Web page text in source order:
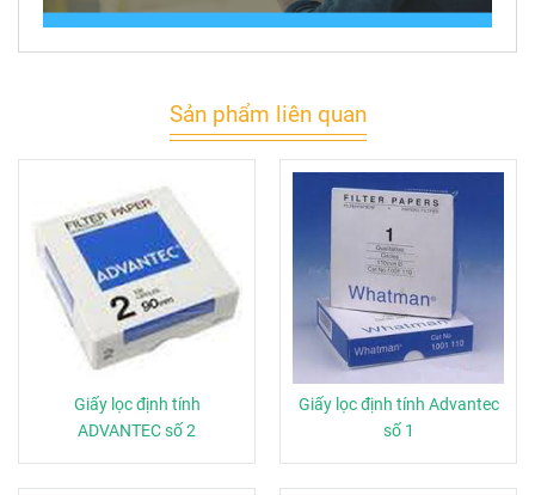
Sản phẩm liên quan
Giấy lọc định tính
ADVANTEC số 2
Giấy lọc định tính Advantec
số 1